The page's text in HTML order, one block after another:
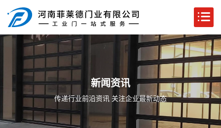
新闻资讯
传递行业前沿资讯 关注企业最新动态